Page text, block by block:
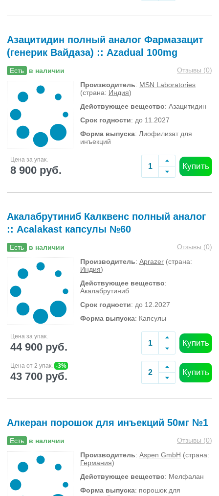
Азацитидин полный аналог Фармазацит
(генерик Вайдаза) :: Azadual 100mg
Есть в наличии Отзывы (0)
Производитель: MSN Laboratories
(страна: Индия)
Действующее вещество: Азацитидин
Срок годности: до 11.2027
Форма выпуска: Лиофилизат для
инъекций
Цена за упак.
8 900 руб. Купить
Акалабрутиниб Калквенс полный аналог
:: Acalakast капсулы №60
Есть в наличии Отзывы (0)
Производитель: Aprazer (страна:
Индия)
Действующее вещество:
Акалабрутиниб
Срок годности: до 12.2027
Форма выпуска: Капсулы
Цена за упак.
44 900 руб. Купить
Цена от 2 упак. -3%
43 700 руб. Купить
Алкеран порошок для инъекций 50мг №1
Есть в наличии Отзывы (0)
Производитель: Aspen GmbH (страна:
Германия)
Действующее вещество: Мелфалан
Форма выпуска: порошок для